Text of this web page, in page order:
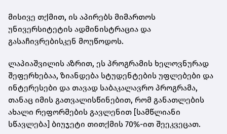
მისივე თქმით, ის აპირებს მიმართოს
უნივერსიტეტის ადმინისტრაცია და
გასაჩივრებისკენ მოუწოდოს.
ლაპიაშვილის აზრით, ეს პროგრამის ხელოვნურად
შეფერხებაა, ზიანდება სტუდენტების უფლებები და
ინტერესები და თავად საბაკალავრო პროგრამა,
თანაც იმის გათვალისწინებით, რომ განათლების
ახალი რეფორმების გავლენით [სამწლიანი
სწავლება] ბიუჯეტი თითქმის 70%-ით შეეკვეცათ.